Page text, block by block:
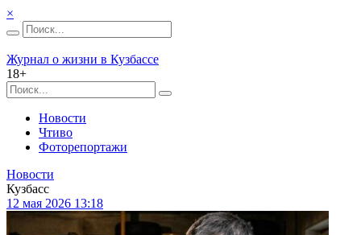
×
Журнал о жизни в Кузбассе
18+
Новости
Чтиво
Фоторепортажи
Новости
Кузбасс
12 мая 2026 13:18